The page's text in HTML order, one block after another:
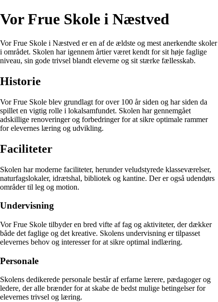
Vor Frue Skole i Næstved
Vor Frue Skole i Næstved er en af de ældste og mest anerkendte skoler
i området. Skolen har igennem årtier været kendt for sit høje faglige
niveau, sin gode trivsel blandt eleverne og sit stærke fællesskab.
Historie
Vor Frue Skole blev grundlagt for over 100 år siden og har siden da
spillet en vigtig rolle i lokalsamfundet. Skolen har gennemgået
adskillige renoveringer og forbedringer for at sikre optimale rammer
for elevernes læring og udvikling.
Faciliteter
Skolen har moderne faciliteter, herunder veludstyrede klasseværelser,
naturfagslokaler, idrætshal, bibliotek og kantine. Der er også udendørs
områder til leg og motion.
Undervisning
Vor Frue Skole tilbyder en bred vifte af fag og aktiviteter, der dækker
både det faglige og det kreative. Skolens undervisning er tilpasset
elevernes behov og interesser for at sikre optimal indlæring.
Personale
Skolens dedikerede personale består af erfarne lærere, pædagoger og
ledere, der alle brænder for at skabe de bedst mulige betingelser for
elevernes trivsel og læring.